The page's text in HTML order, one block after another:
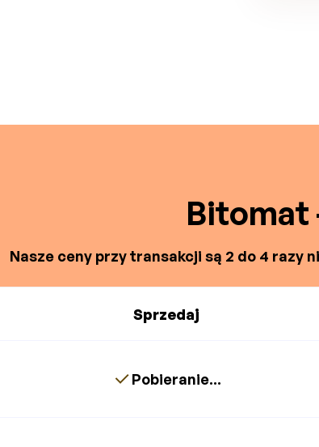
Bitomat
Nasze ceny przy transakcji są 2 do 4 razy
Sprzedaj
Pobieranie...